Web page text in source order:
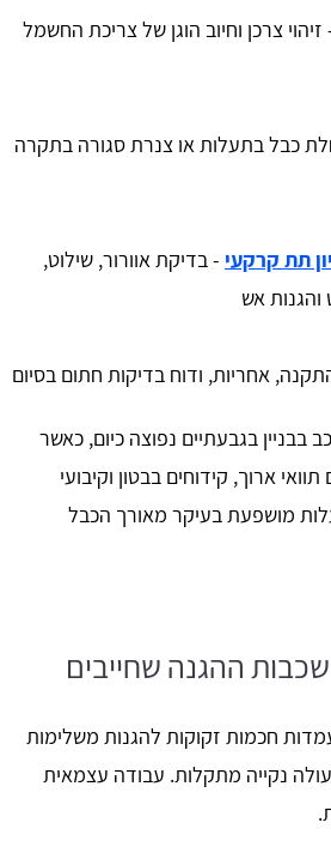
זיהוי צרכן וחיוב הוגן של צריכת החשמל
כבל בתעלות או צנרת סגורה בתקרה
תת קרקעי - בדיקת אוורור, שילוט,
והגנות אש
אחריות, ודוח בדיקות חתום בסיום
בגבעתיים נפוצה כיום, כאשר
ארוך, קידוחים בבטון וקיבועי
מושפעת בעיקר מאורך הכבל
ההגנה שחייבים
חכמות זקוקות להגנות משלימות
נקייה מתקלות. עבודה עצמאית